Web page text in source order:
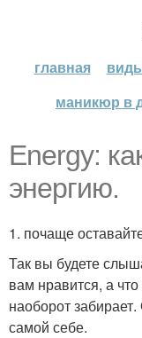
главная
маникюр в
Energy:
энергию.
1. почаще
Так вы будете
вам нравится, а
наоборот
самой себе.